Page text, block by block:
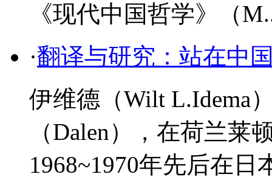
《现代中国哲学》（
·翻译与研究：站在中
伊维德（Wilt L.Idema
（Dalen），在荷兰
1968~1970年先后在日